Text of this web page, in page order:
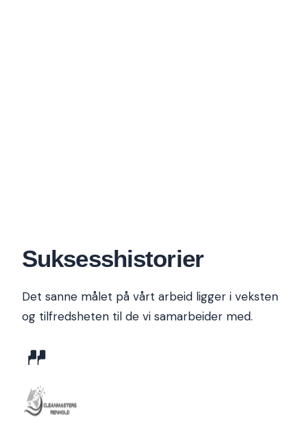
Suksesshistorier
Det sanne målet på vårt arbeid ligger i veksten
og tilfredsheten til de vi samarbeider med.